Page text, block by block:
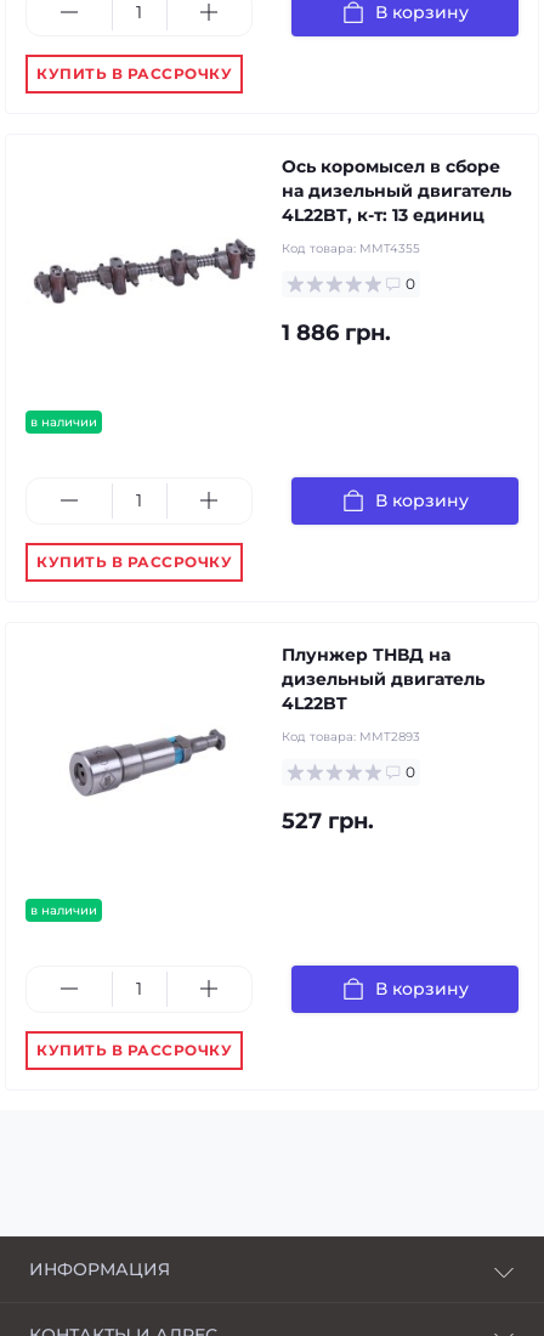
В корзину
КУПИТЬ В РАССРОЧКУ
в наличии
Ось коромысел в сборе
на дизельный двигатель
4L22BT, к-т: 13 единиц
Код товара: MMT4355
0
1 886 грн.
В корзину
КУПИТЬ В РАССРОЧКУ
в наличии
Плунжер ТНВД на
дизельный двигатель
4L22BT
Код товара: MMT2893
0
527 грн.
В корзину
КУПИТЬ В РАССРОЧКУ
ИНФОРМАЦИЯ